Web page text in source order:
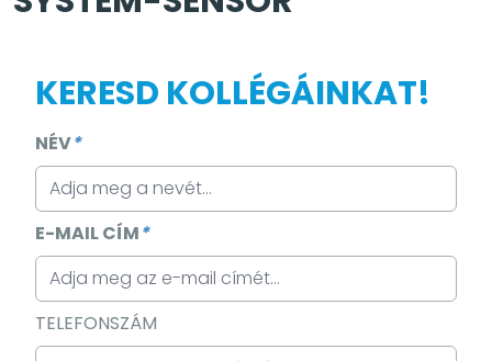
KERESD KOLLÉGÁINKAT!
NÉV*
E-MAIL CÍM*
TELEFONSZÁM